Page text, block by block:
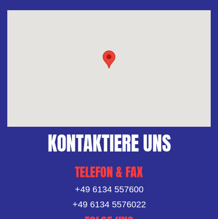
KONTAKTIERE UNS
TELEFON & FAX
+49 6134 557600
+49 6134 5576022